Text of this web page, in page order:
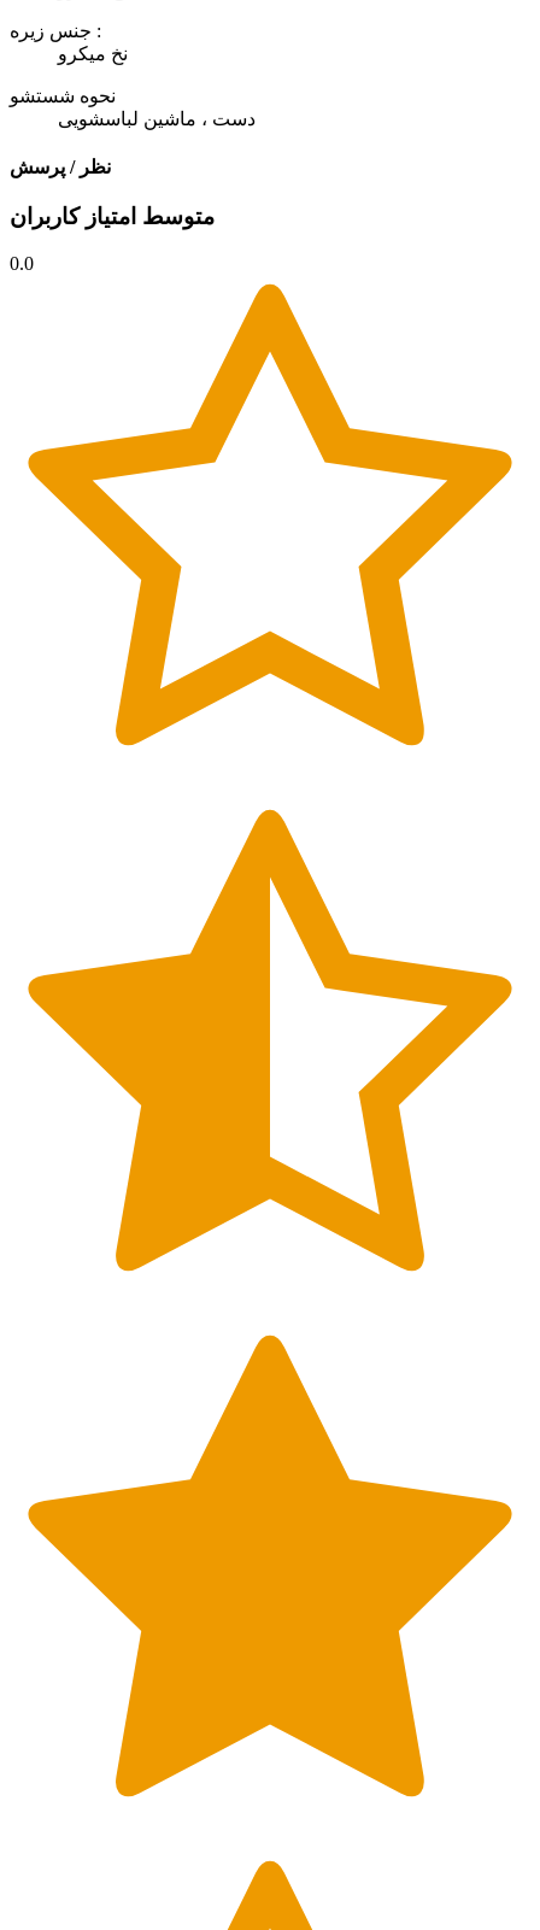
جنس زیره :
نخ میکرو
نحوه شستشو
دست ، ماشین لباسشویی
نظر / پرسش
متوسط امتیاز کاربران
0.0